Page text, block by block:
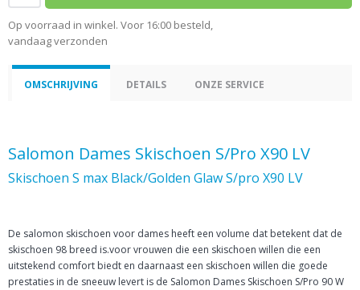
Op voorraad in winkel. Voor 16:00 besteld,
vandaag verzonden
OMSCHRIJVING DETAILS ONZE SERVICE
Salomon Dames Skischoen S/Pro X90 LV
Skischoen S max Black/Golden Glaw S/pro X90 LV
De salomon skischoen voor dames heeft een volume dat betekent dat de
skischoen 98 breed is.voor vrouwen die een skischoen willen die een
uitstekend comfort biedt en daarnaast een skischoen willen die goede
prestaties in de sneeuw levert is de Salomon Dames Skischoen S/Pro 90 W